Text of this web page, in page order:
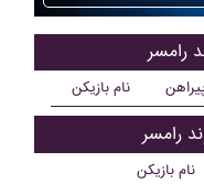
رامسر
نام بازیکن پیراهن
رامسر
نام بازیکن